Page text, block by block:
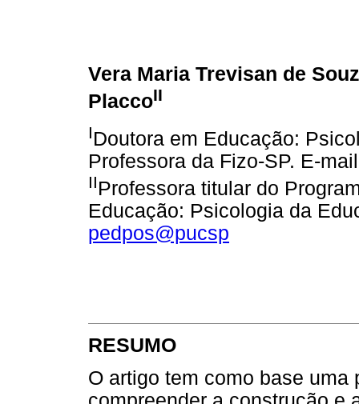
Vera Maria Trevisan de
PlaccoII
IDoutora em Educação:
Professora da Fizo-SP. E-
IIProfessora titular do
Educação: Psicologia da
pedpos@pucsp
RESUMO
O artigo tem como base